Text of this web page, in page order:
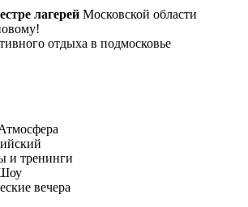
лагерей Московской области
отдыха в подмосковье
и тренинги
вечера